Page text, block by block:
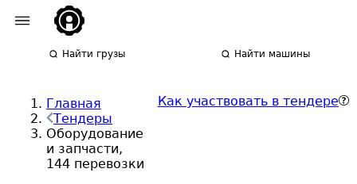
Найти грузы Найти машины
Главная
Тендеры
Оборудование
и запчасти,
144 перевозки
Как участвовать в тендере